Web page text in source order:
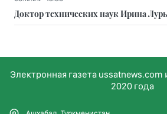
Доктор технических наук Ирина
Электронная газета ussatnews.com
2020 года